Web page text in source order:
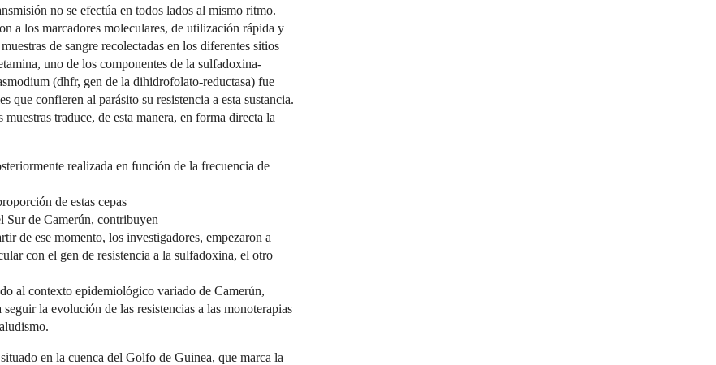
no se efectúa en todos lados al mismo ritmo.
a los marcadores moleculares, de utilización rápida y
de sangre recolectadas en los diferentes sitios
uno de los componentes de la sulfadoxina-
(dhfr, gen de la dihidrofolato-reductasa) fue
que confieren al parásito su resistencia a esta sustancia.
traduce, de esta manera, en forma directa la
realizada en función de la frecuencia de
de estas cepas
Sur de Camerún, contribuyen
de ese momento, los investigadores, empezaron a
con el gen de resistencia a la sulfadoxina, el otro
al contexto epidemiológico variado de Camerún,
la evolución de las resistencias a las monoterapias
en la cuenca del Golfo de Guinea, que marca la